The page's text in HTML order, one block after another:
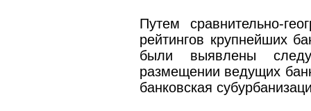
Путем сравнительно-
рейтингов крупнейших
были выявлены
размещении ведущих
банковская